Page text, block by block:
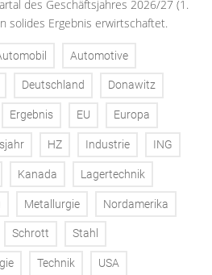
des Geschäftsjahres 2026/27 (1.
solides Ergebnis erwirtschaftet.
Automotive
Deutschland Donawitz
Ergebnis EU Europa
HZ Industrie ING
Kanada Lagertechnik
Metallurgie Nordamerika
Schrott Stahl
Technik USA